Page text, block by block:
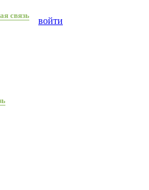
связь
войти